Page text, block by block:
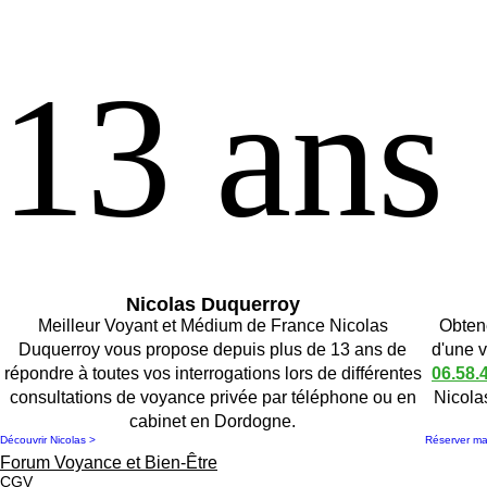
13
13
Nicolas Duquerroy
Meilleur Voyant et Médium de France Nicolas
Duquerroy vous propose depuis plus de 13 ans de
répondre à toutes vos interrogations lors de différentes
consultations de voyance privée par téléphone ou en
cabinet en Dordogne.
Découvrir Nicolas >
d'une
Réserver
Forum Voyance et Bien-Être
CGV